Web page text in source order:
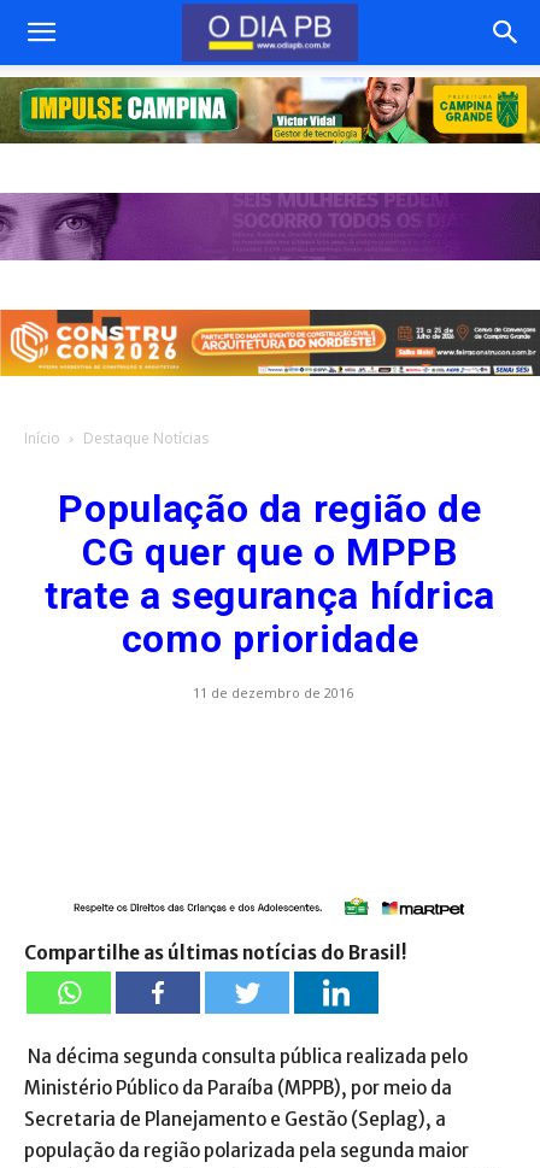
Início Destaque Notícias
População da região de
CG quer que o MPPB
trate a segurança hídrica
como prioridade
11 de dezembro de 2016
Compartilhe as últimas notícias do Brasil!
Na décima segunda consulta pública realizada pelo
Ministério Público da Paraíba (MPPB), por meio da
Secretaria de Planejamento e Gestão (Seplag), a
população da região polarizada pela segunda maior